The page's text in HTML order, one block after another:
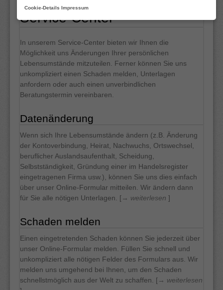
PRIVAT-VERSICHERUNGEN
SERVICE-CENTER
Service-Center
In unserem Service-Center bieten wir Ihnen die
Möglichkeit uns Änderungen Ihrer persönlichen
Lebensumstände mitzuteilen. Ferner können Sie uns
unkompliziert einen Schaden melden, Unterlagen
anfordern oder auch einen unverbindlichen
Beratungstermin vereinbaren.
Datenänderung
Wenn sich Ihre Lebensumstände ändern (z.B. Änderung
der Kontoverbindung, Heirat, Nachwuchs, Ortswechsel,
beruflicher Auslandsaufenthalt, Scheidung,
Selbstständigkeit, Gründung einer im Handelsregister
eingetragenen Firma usw.), können Sie uns dies einfach
über unser Online-Formular mitteilen. Wir ändern dann
für Sie alle nötigen Unterlagen. [→ weiterlesen ]
Schaden melden
Einen eingetretenden Schaden können Sie jederzeit über
unser Online-Formular melden. Füllen Sie schnell und
unkompliziert alle nötigen Felder des Formulars aus. Wir
melden uns umgehend bei Ihnen, um den Schaden
schnellstmöglich aus der Welt zu schaffen. [→ weiterlesen
Cookie-Details Impressum